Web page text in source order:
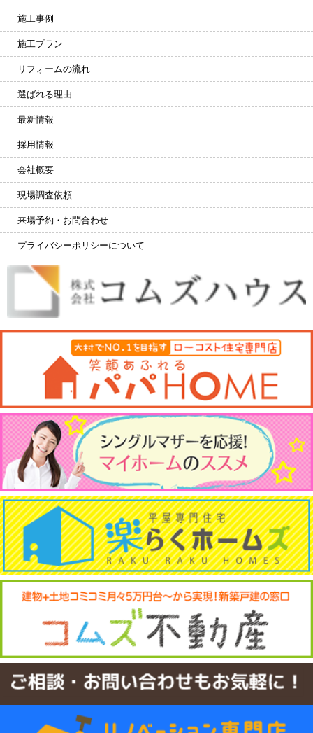
施工事例
施工プラン
リフォームの流れ
選ばれる理由
最新情報
採用情報
会社概要
現場調査依頼
来場予約・お問合わせ
プライバシーポリシーについて